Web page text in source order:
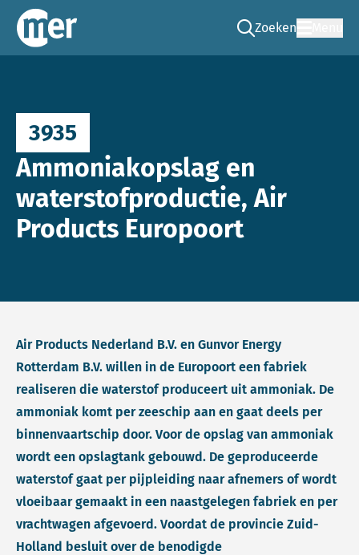
Commissie mer
Zoeken
Ga naar de zoek
3935
Ammoniakopslag en
waterstofproductie, Air
Products Europoort
Air Products Nederland B.V. en Gunvor Energy
Rotterdam B.V. willen in de Europoort een fabriek
realiseren die waterstof produceert uit ammoniak. De
ammoniak komt per zeeschip aan en gaat deels per
binnenvaartschip door. Voor de opslag van ammoniak
wordt een opslagtank gebouwd. De geproduceerde
waterstof gaat per pijpleiding naar afnemers of wordt
vloeibaar gemaakt in een naastgelegen fabriek en per
vrachtwagen afgevoerd. Voordat de provincie Zuid-
Holland besluit over de benodigde